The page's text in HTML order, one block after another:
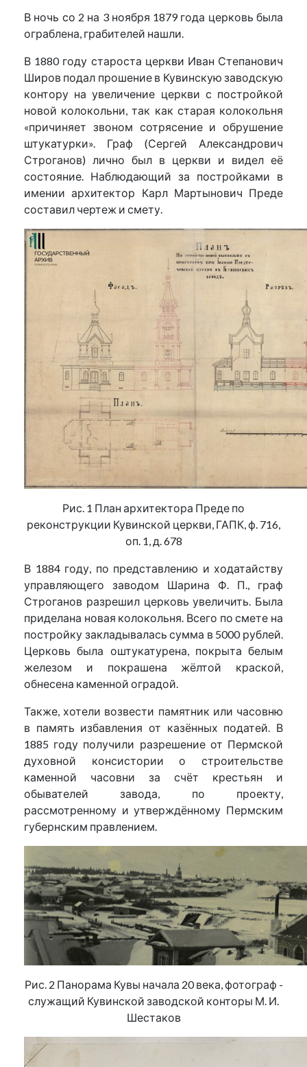
В ночь со 2 на 3 ноября 1879 года церковь была
ограблена, грабителей нашли.
В 1880 году староста церкви Иван Степанович
Широв подал прошение в Кувинскую заводскую
контору на увеличение церкви с постройкой
новой колокольни, так как старая колокольня
«причиняет звоном сотрясение и обрушение
штукатурки». Граф (Сергей Александрович
Строганов) лично был в церкви и видел её
состояние. Наблюдающий за постройками в
имении архитектор Карл Мартынович Преде
составил чертеж и смету.
Рис. 1 План архитектора Преде по
реконструкции Кувинской церкви, ГАПК, ф. 716,
оп. 1, д. 678
В 1884 году, по представлению и ходатайству
управляющего заводом Шарина Ф. П., граф
Строганов разрешил церковь увеличить. Была
приделана новая колокольня. Всего по смете на
постройку закладывалась сумма в 5000 рублей.
Церковь была оштукатурена, покрыта белым
железом и покрашена жёлтой краской,
обнесена каменной оградой.
Также, хотели возвести памятник или часовню
в память избавления от казённых податей. В
1885 году получили разрешение от Пермской
духовной консистории о строительстве
каменной часовни за счёт крестьян и
обывателей завода, по проекту,
рассмотренному и утверждённому Пермским
губернским правлением.
Рис. 2 Панорама Кувы начала 20 века, фотограф -
служащий Кувинской заводской конторы М. И.
Шестаков